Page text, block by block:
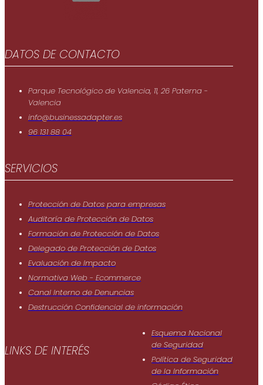
DATOS DE CONTACTO
Parque Tecnológico de Valencia, 11, 26 Paterna -
Valencia
info@businessadapter.es
96 131 88 04
SERVICIOS
Protección de Datos para empresas
Auditoría de Protección de Datos
Formación de Protección de Datos
Delegado de Protección de Datos
Evaluación de Impacto
Normativa Web - Ecommerce
Canal Interno de Denuncias
Destrucción Confidencial de información
LINKS DE INTERÉS
Esquema Nacional
de Seguridad
Política de Seguridad
de Ia Información